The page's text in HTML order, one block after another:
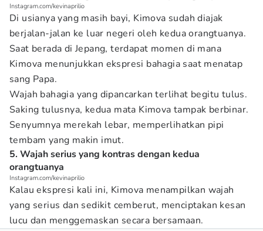
Instagram.com/kevinaprilio
Di usianya yang masih bayi, Kimova sudah diajak
berjalan-jalan ke luar negeri oleh kedua orangtuanya.
Saat berada di Jepang, terdapat momen di mana
Kimova menunjukkan ekspresi bahagia saat menatap
sang Papa.
Wajah bahagia yang dipancarkan terlihat begitu tulus.
Saking tulusnya, kedua mata Kimova tampak berbinar.
Senyumnya merekah lebar, memperlihatkan pipi
tembam yang makin imut.
5. Wajah serius yang kontras dengan kedua
orangtuanya
Instagram.com/kevinaprilio
Kalau ekspresi kali ini, Kimova menampilkan wajah
yang serius dan sedikit cemberut, menciptakan kesan
lucu dan menggemaskan secara bersamaan.